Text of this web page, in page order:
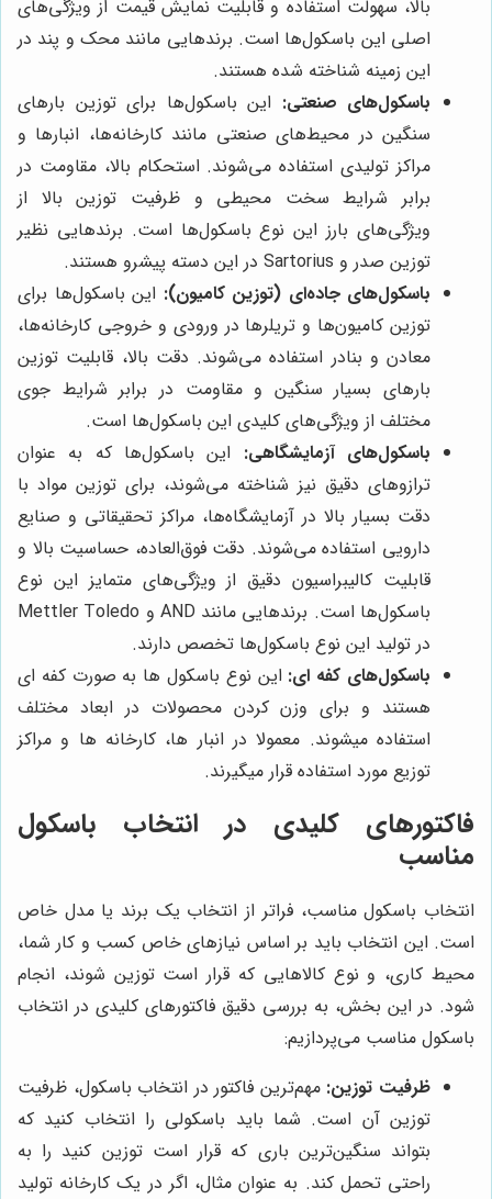
بالا، سهولت استفاده و قابلیت نمایش قیمت از ویژگی‌های
اصلی این باسکول‌ها است. برندهایی مانند محک و پند در
این زمینه شناخته شده هستند.
باسکول‌های صنعتی: این باسکول‌ها برای توزین بارهای
سنگین در محیط‌های صنعتی مانند کارخانه‌ها، انبارها و
مراکز تولیدی استفاده می‌شوند. استحکام بالا، مقاومت در
برابر شرایط سخت محیطی و ظرفیت توزین بالا از
ویژگی‌های بارز این نوع باسکول‌ها است. برندهایی نظیر
توزین صدر و Sartorius در این دسته پیشرو هستند.
باسکول‌های جاده‌ای (توزین کامیون): این باسکول‌ها برای
توزین کامیون‌ها و تریلرها در ورودی و خروجی کارخانه‌ها،
معادن و بنادر استفاده می‌شوند. دقت بالا، قابلیت توزین
بارهای بسیار سنگین و مقاومت در برابر شرایط جوی
مختلف از ویژگی‌های کلیدی این باسکول‌ها است.
باسکول‌های آزمایشگاهی: این باسکول‌ها که به عنوان
ترازوهای دقیق نیز شناخته می‌شوند، برای توزین مواد با
دقت بسیار بالا در آزمایشگاه‌ها، مراکز تحقیقاتی و صنایع
دارویی استفاده می‌شوند. دقت فوق‌العاده، حساسیت بالا و
قابلیت کالیبراسیون دقیق از ویژگی‌های متمایز این نوع
باسکول‌ها است. برندهایی مانند AND و Mettler Toledo
در تولید این نوع باسکول‌ها تخصص دارند.
باسکول‌های کفه ای: این نوع باسکول ها به صورت کفه ای
هستند و برای وزن کردن محصولات در ابعاد مختلف
استفاده میشوند. معمولا در انبار ها، کارخانه ها و مراکز
توزیع مورد استفاده قرار میگیرند.
فاکتورهای کلیدی در انتخاب باسکول
مناسب
انتخاب باسکول مناسب، فراتر از انتخاب یک برند یا مدل خاص
است. این انتخاب باید بر اساس نیازهای خاص کسب و کار شما،
محیط کاری، و نوع کالاهایی که قرار است توزین شوند، انجام
شود. در این بخش، به بررسی دقیق فاکتورهای کلیدی در انتخاب
باسکول مناسب می‌پردازیم:
ظرفیت توزین: مهم‌ترین فاکتور در انتخاب باسکول، ظرفیت
توزین آن است. شما باید باسکولی را انتخاب کنید که
بتواند سنگین‌ترین باری که قرار است توزین کنید را به
راحتی تحمل کند. به عنوان مثال، اگر در یک کارخانه تولید